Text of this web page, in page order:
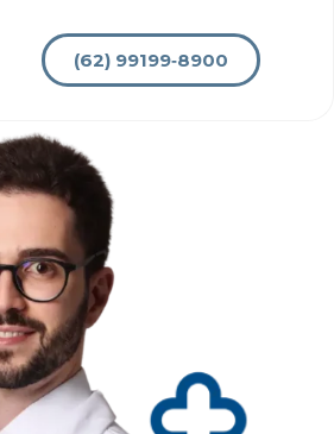
(62) 99199‑8900